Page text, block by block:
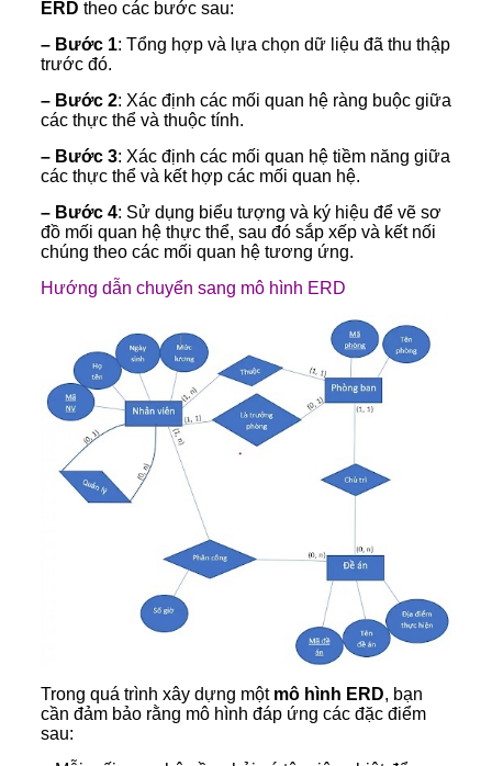
ERD theo các bước sau:
– Bước 1: Tổng hợp và lựa chọn dữ liệu đã thu thập
trước đó.
– Bước 2: Xác định các mối quan hệ ràng buộc giữa
các thực thể và thuộc tính.
– Bước 3: Xác định các mối quan hệ tiềm năng giữa
các thực thể và kết hợp các mối quan hệ.
– Bước 4: Sử dụng biểu tượng và ký hiệu để vẽ sơ
đồ mối quan hệ thực thể, sau đó sắp xếp và kết nối
chúng theo các mối quan hệ tương ứng.
Hướng dẫn chuyển sang mô hình ERD
Trong quá trình xây dựng một mô hình ERD, bạn
cần đảm bảo rằng mô hình đáp ứng các đặc điểm
sau: